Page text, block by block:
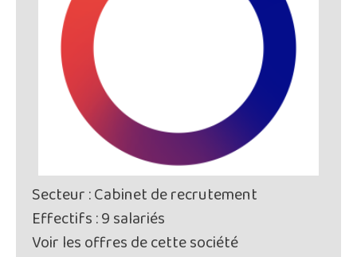
Secteur : Cabinet de recrutement
Effectifs : 9 salariés
Voir les offres de cette société